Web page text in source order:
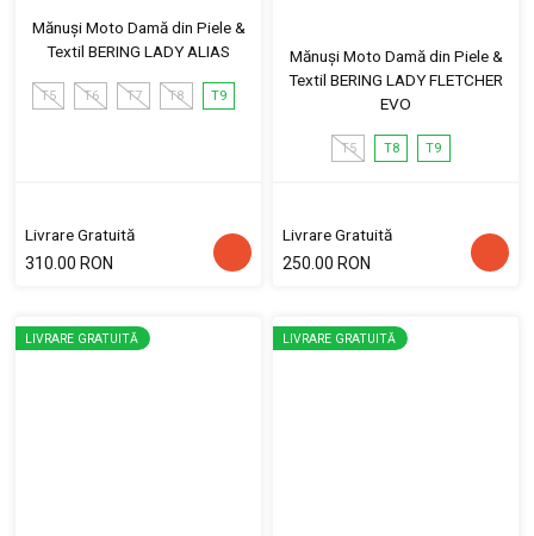
Mănuși Moto Damă din Piele &
Textil BERING LADY ALIAS
T5 T6 T7 T8 T9
Livrare Gratuită
310.00 RON
Mănuși Moto Damă din Piele &
Textil BERING LADY FLETCHER
EVO
T5 T8 T9
Livrare Gratuită
250.00 RON
LIVRARE GRATUITĂ LIVRARE GRATUITĂ